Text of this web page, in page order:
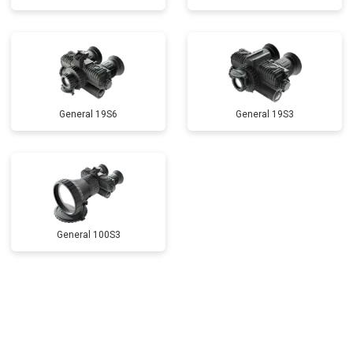
General 19S6 General 19S3
General 100S3